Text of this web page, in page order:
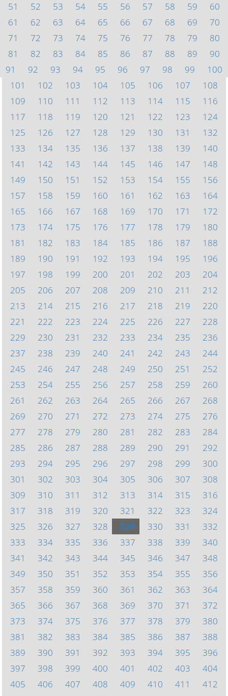
51
52 53 54 55 56 57 58 59
60
61
62 63 64 65 66 67 68 69
70
71
72 73 74 75 76 77 78 79
80
81
82 83 84 85 86 87 88 89
90
91
92 93 94 95 96 97 98 99
100
101
102 103 104 105 106 107
108
109
110 111 112 113 114 115
116
117
118 119 120 121 122 123
124
125
126 127 128 129 130 131
132
133
134 135 136 137 138 139
140
141
142 143 144 145 146 147
148
149
150 151 152 153 154 155
156
157
158 159 160 161 162 163
164
165
166 167 168 169 170 171
172
173
174 175 176 177 178 179
180
181
182 183 184 185 186 187
188
189
190 191 192 193 194 195
196
197
198 199 200 201 202 203
204
205
206 207 208 209 210 211
212
213
214 215 216 217 218 219
220
221
222 223 224 225 226 227
228
229
230 231 232 233 234 235
236
237
238 239 240 241 242 243
244
245
246 247 248 249 250 251
252
253
254 255 256 257 258 259
260
261
262 263 264 265 266 267
268
269
270 271 272 273 274 275
276
277
278 279 280 281 282 283
284
285
286 287 288 289 290 291
292
293
294 295 296 297 298 299
300
301
302 303 304 305 306 307
308
309
310 311 312 313 314 315
316
317
318 319 320 321 322 323
324
325
326 327 328 329 330 331
332
333
334 335 336 337 338 339
340
341
342 343 344 345 346 347
348
349
350 351 352 353 354 355
356
357
358 359 360 361 362 363
364
365
366 367 368 369 370 371
372
373
374 375 376 377 378 379
380
381
382 383 384 385 386 387
388
389
390 391 392 393 394 395
396
397
398 399 400 401 402 403
404
405
406 407 408 409 410 411
412